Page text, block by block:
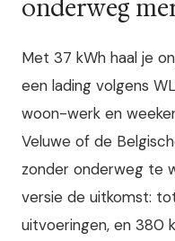
onderweg
Met 37 kWh haal je
een lading volgens
woon-werk en
Veluwe of de
zonder onderweg te
versie de uitkomst:
uitvoeringen, en 380